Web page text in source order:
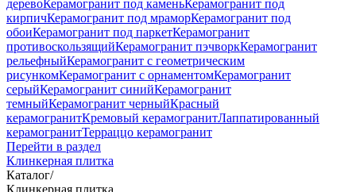
деревоКерамогранит под каменьКерамогранит под
кирпичКерамогранит под мраморКерамогранит под
обоиКерамогранит под паркетКерамогранит
противоскользящийКерамогранит пэчворкКерамогранит
рельефныйКерамогранит с геометрическим
рисункомКерамогранит с орнаментомКерамогранит
серыйКерамогранит синийКерамогранит
темныйКерамогранит черныйКрасный
керамогранитКремовый керамогранитЛаппатированный
керамогранитТерраццо керамогранит
Перейти в раздел
Клинкерная плитка
Каталог/
Клинкерная плитка